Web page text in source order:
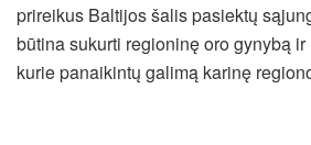
prireikus Baltijos šalis pasiektų
būtina sukurti regioninę oro gynybą
kurie panaikintų galimą karinę